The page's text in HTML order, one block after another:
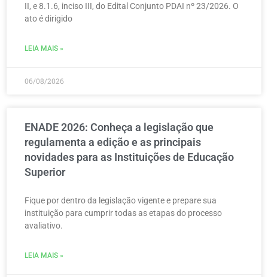
II, e 8.1.6, inciso III, do Edital Conjunto PDAI nº 23/2026. O
ato é dirigido
LEIA MAIS »
06/08/2026
ENADE 2026: Conheça a legislação que
regulamenta a edição e as principais
novidades para as Instituições de Educação
Superior
Fique por dentro da legislação vigente e prepare sua
instituição para cumprir todas as etapas do processo
avaliativo.
LEIA MAIS »